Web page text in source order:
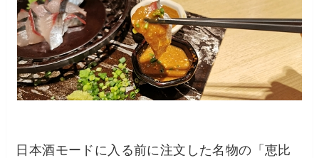
日本酒モードに入る前に注文した名物の「恵比